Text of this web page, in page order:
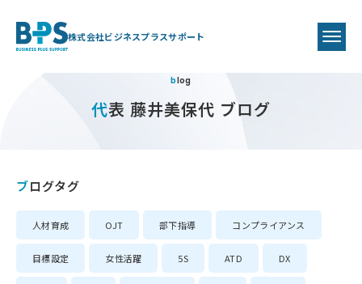
株式会社ビジネスプラスサポート
blog
代表 藤井美保代 ブログ
ブログタグ
人材育成 OJT 部下指導 コンプライアンス
目標設定 女性活躍 5S ATD DX